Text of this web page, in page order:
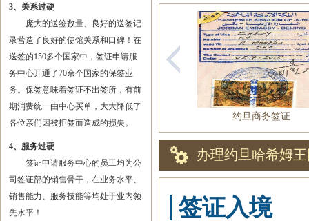
3、关系过硬
庞大的送签数量、良好的送签记
录营造了良好的使馆关系和口碑！在
送签的150多个国家中，签证申请服
务中心开通了70余个国家的保签业
务。保签意味着签证不出签所，有前
期消费统一由中心买单，大大降低了
各位亲们因被拒签而造成的损失。
4、服务过硬
签证申请服务中心的员工均为公
司签证部的销售骨干，在业务水平、
销售能力、服务技能等均处于业内领
先水平！
约旦商务签证
办理约旦哈希姆
签证入境